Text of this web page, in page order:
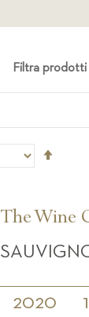
The Wine
2020
Filtra prodotti